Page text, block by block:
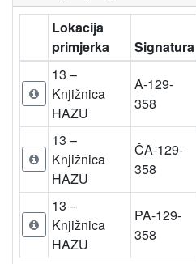
Lokacija
primjerka
Signatura
13 –
Knjižnica
HAZU
A-129-
358
13 –
Knjižnica
HAZU
ČA-129-
358
13 –
Knjižnica
HAZU
PA-129-
358